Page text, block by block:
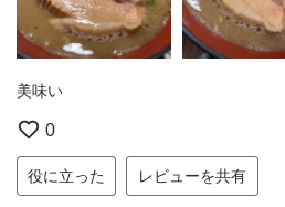
美味い
0
役に立った レビューを共有